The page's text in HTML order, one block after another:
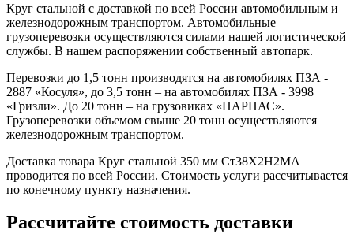
Круг стальной с доставкой по всей России автомобильным и
железнодорожным транспортом. Автомобильные
грузоперевозки осуществляются силами нашей логистической
службы. В нашем распоряжении собственный автопарк.
Перевозки до 1,5 тонн производятся на автомобилях ПЗА -
2887 «Косуля», до 3,5 тонн – на автомобилях ПЗА - 3998
«Гризли». До 20 тонн – на грузовиках «ПАРНАС».
Грузоперевозки объемом свыше 20 тонн осуществляются
железнодорожным транспортом.
Доставка товара Круг стальной 350 мм Ст38Х2Н2МА
проводится по всей России. Стоимость услуги рассчитывается
по конечному пункту назначения.
Рассчитайте стоимость доставки